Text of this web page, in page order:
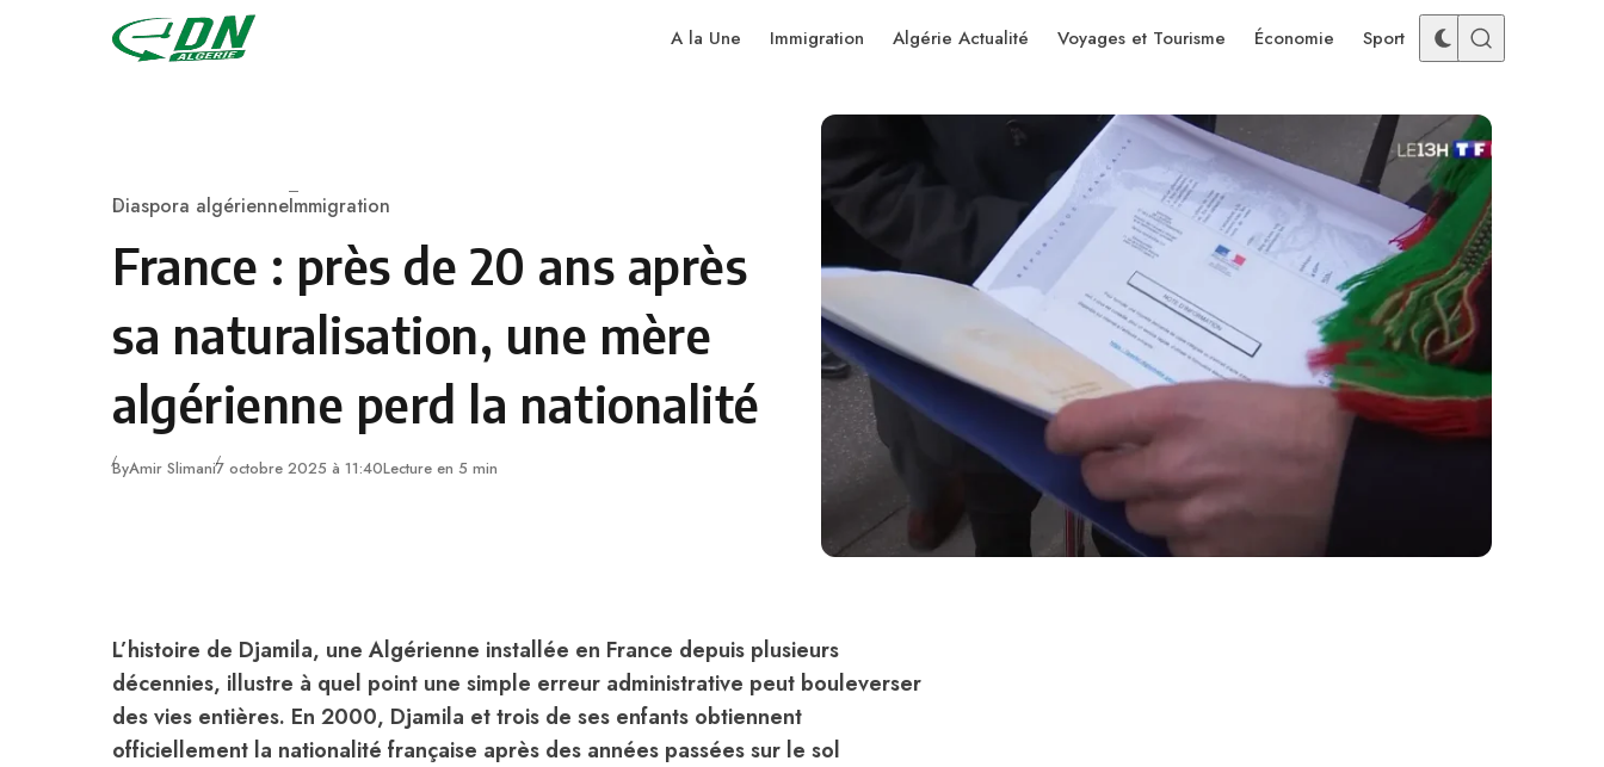
Skip to content
A la Une Immigration Algérie Actualité Voyages et Tourisme Économie Sport
Category
Diaspora algérienneImmigration
France : près de 20 ans après
sa naturalisation, une mère
algérienne perd la nationalité
ByAmir Slimani7 octobre 2025 à 11:40Lecture en 5 min
L’histoire de Djamila, une Algérienne installée en France depuis plusieurs
décennies, illustre à quel point une simple erreur administrative peut bouleverser
des vies entières. En 2000, Djamila et trois de ses enfants obtiennent
officiellement la nationalité française après des années passées sur le sol